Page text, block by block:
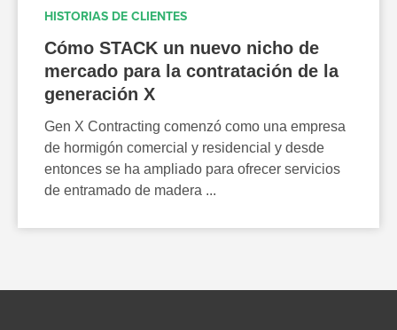
HISTORIAS DE CLIENTES
Cómo STACK un nuevo nicho de
mercado para la contratación de la
generación X
Gen X Contracting comenzó como una empresa
de hormigón comercial y residencial y desde
entonces se ha ampliado para ofrecer servicios
de entramado de madera ...